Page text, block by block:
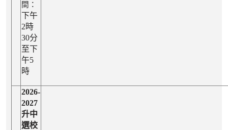
間：
下午
2時
30分
至下
午5
時
2026-
2027
升中
選校